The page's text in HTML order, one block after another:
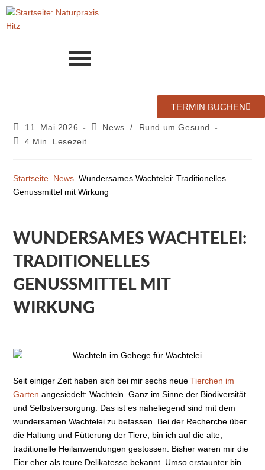
TERMIN BUCHEN
11. Mai 2026 News /
Rund um Gesund
4 Min. Lesezeit
Startseite News Wundersames Wachtelei: Traditionelles
Genussmittel mit Wirkung
WUNDERSAMES WACHTELEI:
TRADITIONELLES
GENUSSMITTEL MIT
WIRKUNG
Seit einiger Zeit haben sich bei mir sechs neueTierchen im
Garten angesiedelt: Wachteln. Ganz im Sinne der Biodiversität
und Selbstversorgung. Das ist es naheliegend sind mit dem
wundersamen Wachtelei zu befassen. Bei der Recherche über
die Haltung und Fütterung der Tiere, bin ich auf die alte,
traditionelle Heilanwendungen gestossen. Bisher waren mir die
Eier eher als teure Delikatesse bekannt. Umso erstaunter bin